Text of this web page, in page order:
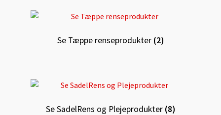
Se Tæppe renseprodukter (2)
Se SadelRens og Plejeprodukter (8)